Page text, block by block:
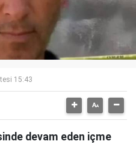
15:43
devam eden içme